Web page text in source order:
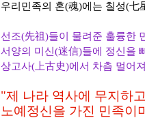
우리민족의 혼(魂)에는 칠성(七
선조(先祖)들이 물려준 훌륭한
서양의 미신(迷信)들에 정신을
상고사(上古史)에서 차츰 멀어
"제 나라 역사에 무지하
노예정신을 가진 민족이